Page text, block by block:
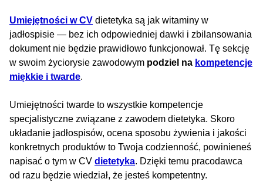
Umiejętności w CV dietetyka są jak witaminy w
jadłospisie — bez ich odpowiedniej dawki i zbilansowania
dokument nie będzie prawidłowo funkcjonował. Tę sekcję
w swoim życiorysie zawodowym podziel na kompetencje
miękkie i twarde.
Umiejętności twarde to wszystkie kompetencje
specjalistyczne związane z zawodem dietetyka. Skoro
układanie jadłospisów, ocena sposobu żywienia i jakości
konkretnych produktów to Twoja codzienność, powinieneś
napisać o tym w CV dietetyka. Dzięki temu pracodawca
od razu będzie wiedział, że jesteś kompetentny.